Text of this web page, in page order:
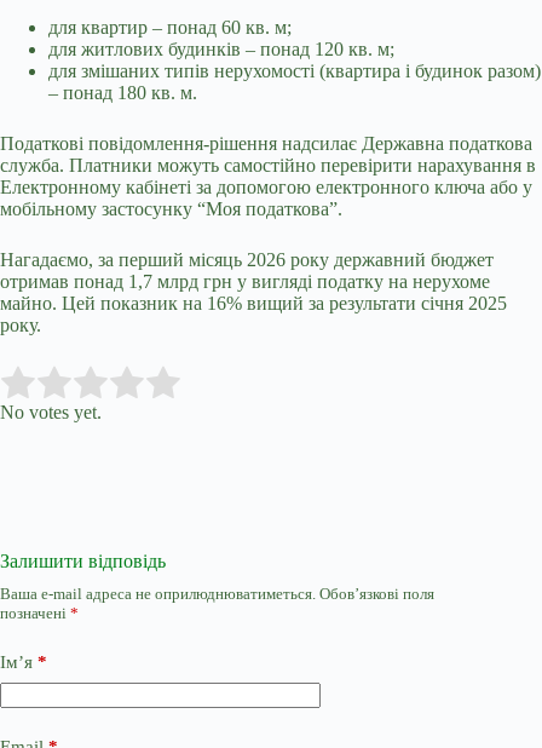
для квартир – понад 60 кв. м;
для житлових будинків – понад 120 кв. м;
для змішаних типів нерухомості (квартира і будинок разом)
– понад 180 кв. м.
Податкові повідомлення-рішення надсилає Державна податкова
служба. Платники можуть самостійно перевірити нарахування в
Електронному кабінеті за допомогою електронного ключа або у
мобільному застосунку “Моя податкова”.
Нагадаємо, за перший місяць 2026 року державний бюджет
отримав понад 1,7 млрд грн у вигляді податку на нерухоме
майно. Цей показник на 16% вищий за результати січня 2025
року.
Rate this item:
No votes yet.
Залишити відповідь
Ваша e-mail адреса не оприлюднюватиметься. Обов’язкові поля
позначені *
Ім’я *